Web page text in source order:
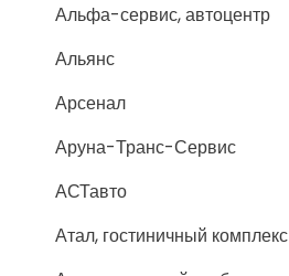
Альфа-сервис, автоцентр
Альянс
Арсенал
Аруна-Транс-Сервис
АСТавто
Атал, гостиничный комплекс